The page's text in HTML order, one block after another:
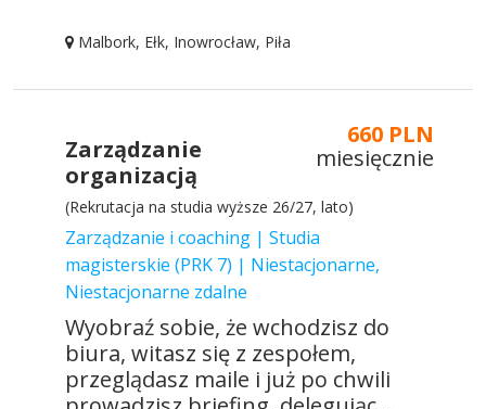
Malbork, Ełk, Inowrocław, Piła
Zarządzanie
organizacją
660 PLN
miesięcznie
(Rekrutacja na studia wyższe 26/27, lato)
Zarządzanie i coaching | Studia
magisterskie (PRK 7) | Niestacjonarne,
Niestacjonarne zdalne
Wyobraź sobie, że wchodzisz do
biura, witasz się z zespołem,
przeglądasz maile i już po chwili